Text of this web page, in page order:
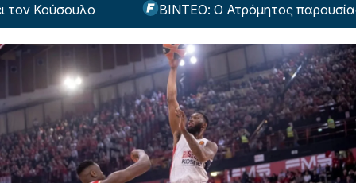
Κούσουλο ΒΙΝΤΕΟ: Ο Ατρόμητος παρουσίασε